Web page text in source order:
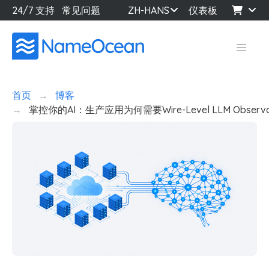
24/7 支持 常见问题 ZH-HANS 仪表板
首页
博客
掌控你的AI：生产应用为何需要Wire-Level LLM